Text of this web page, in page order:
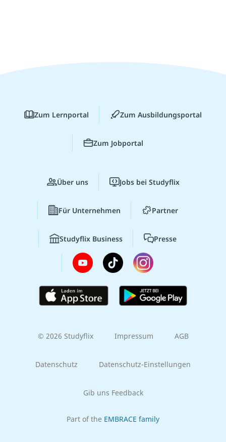
Zum Lernportal Zum Ausbildungsportal
Zum Jobportal
Über uns Jobs bei Studyflix
Für Unternehmen Partner
Studyflix Business Presse
© 2026 Studyflix Impressum AGB
Datenschutz Datenschutz-Einstellungen
Gib uns Feedback
Part of the EMBRACE family